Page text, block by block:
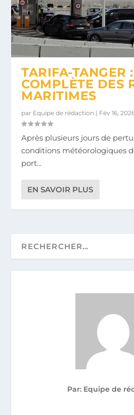
TARIFA-TANGER
COMPLÈTE DES
MARITIMES
par Equipe de rédaction | Fév 16,
Après plusieurs jours de
conditions météorologiques
port...
EN SAVOIR PLUS
Par: Equipe de